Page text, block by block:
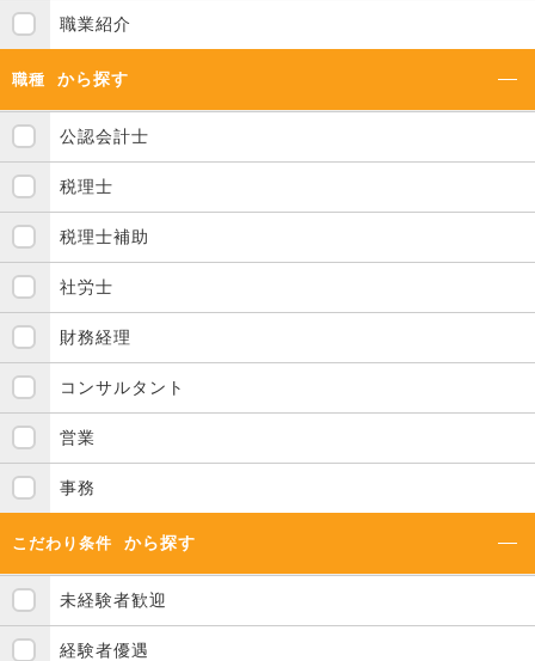
職業紹介
職種 から探す
公認会計士
税理士
税理士補助
社労士
財務経理
コンサルタント
営業
事務
こだわり条件 から探す
未経験者歓迎
経験者優遇